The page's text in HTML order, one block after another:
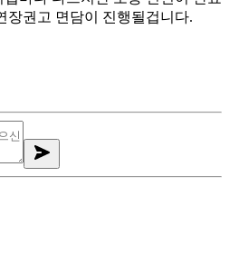
장권고 면담이 진행될겁니다.